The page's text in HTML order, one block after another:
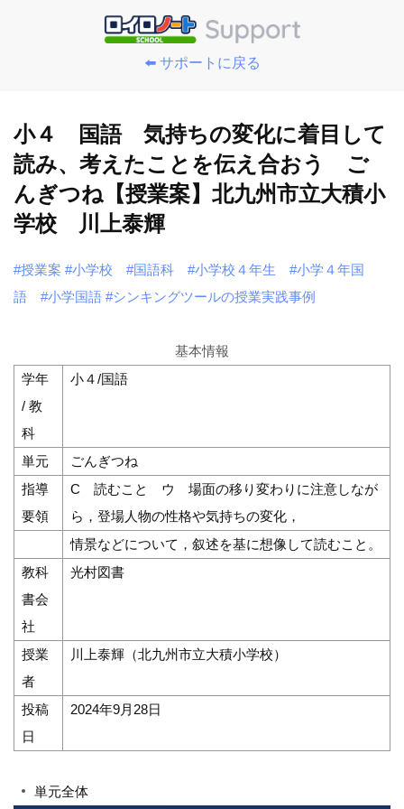
⬅️ サポートに戻る
小４ 国語 気持ちの変化に着目して
読み、考えたことを伝え合おう ご
んぎつね【授業案】北九州市立大積小
学校 川上泰輝
#授業案 #小学校 #国語科 #小学校４年生
#小学４年国
語
#小学国語 #シンキングツールの授業実践事例
基本情報
学年
/ 教
科
小４/国語
単元
ごんぎつね
指導
要領
C 読むこと ウ 場面の移り変わりに注意しなが
ら，登場人物の性格や気持ちの変化，
情景などについて，叙述を基に想像して読むこと。
教科
書会
社
光村図書
授業
者
川上泰輝（北九州市立大積小学校）
投稿
日
2024年9月28日
単元全体